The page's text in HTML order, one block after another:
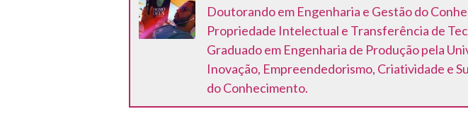
Doutorando em Engenharia e Gestão do
Propriedade Intelectual e Transferência de
Graduado em Engenharia de Produção pela
Inovação, Empreendedorismo, Criatividade e
do Conhecimento.